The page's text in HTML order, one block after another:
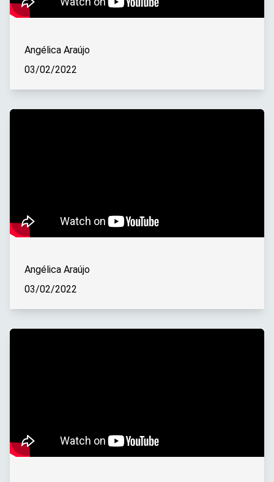
Angélica Araújo
03/02/2022
Angélica Araújo
03/02/2022